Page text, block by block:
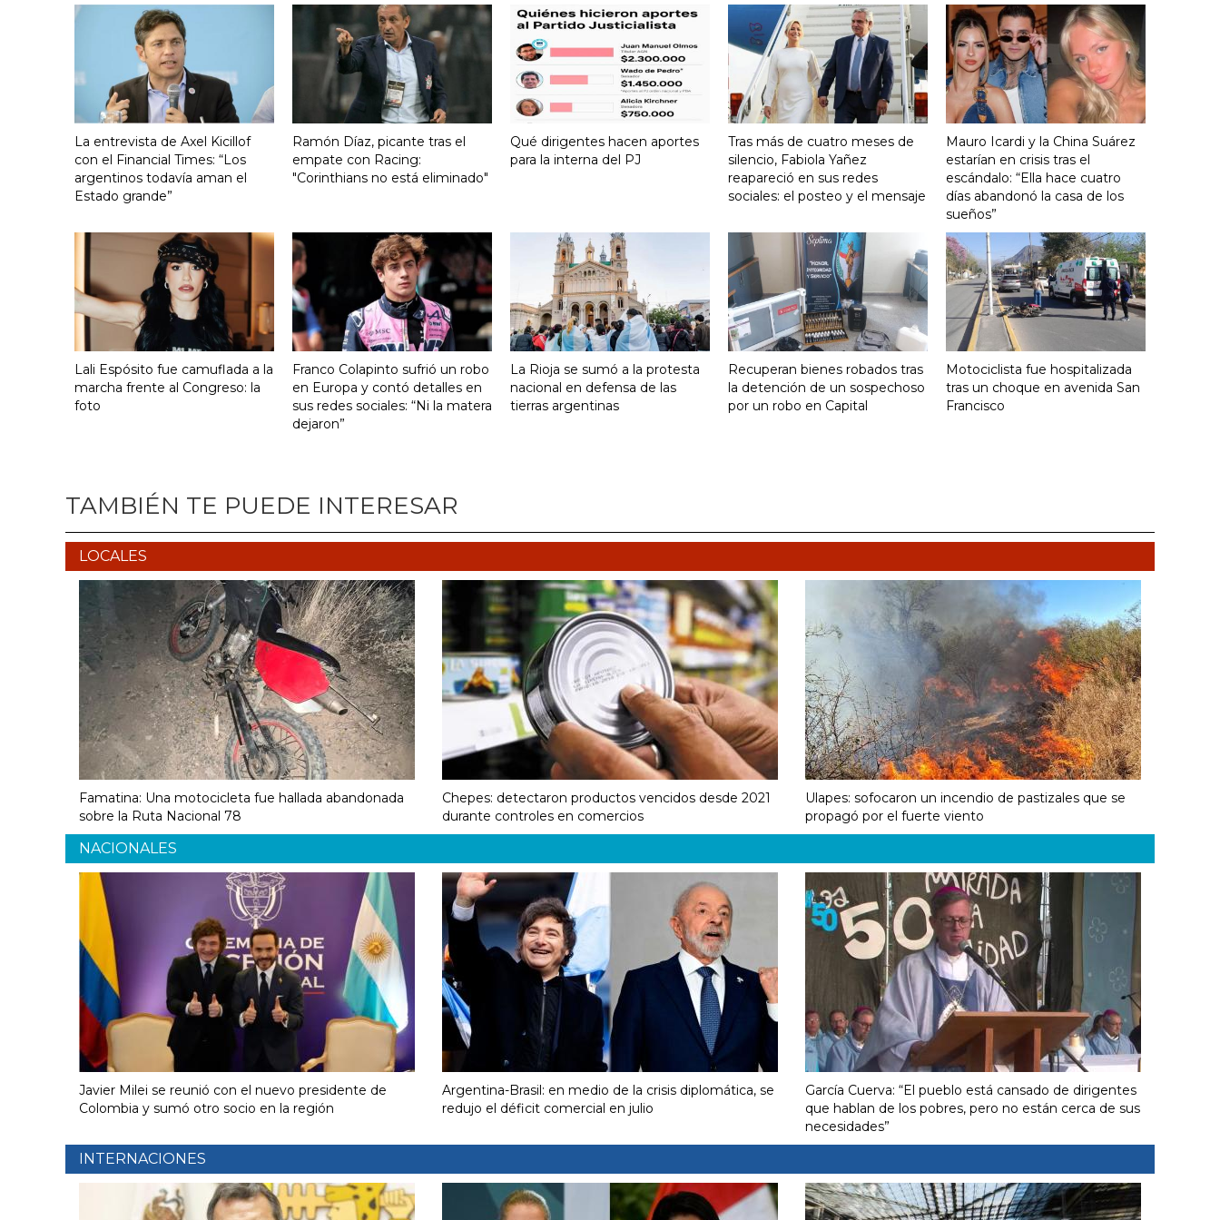
La entrevista de Axel Kicillof
con el Financial Times: “Los
argentinos todavía aman el
Estado grande”
Ramón Díaz, picante tras el
empate con Racing:
"Corinthians no está eliminado"
Qué dirigentes hacen aportes
para la interna del PJ
Tras más de cuatro meses de
silencio, Fabiola Yañez
reapareció en sus redes
sociales: el posteo y el mensaje
Mauro Icardi y la China Suárez
estarían en crisis tras el
escándalo: “Ella hace cuatro
días abandonó la casa de los
sueños”
Lali Espósito fue camuflada a la
marcha frente al Congreso: la
foto
Franco Colapinto sufrió un robo
en Europa y contó detalles en
sus redes sociales: “Ni la matera
dejaron”
La Rioja se sumó a la protesta
nacional en defensa de las
tierras argentinas
Recuperan bienes robados tras
la detención de un sospechoso
por un robo en Capital
Motociclista fue hospitalizada
tras un choque en avenida San
Francisco
TAMBIÉN TE PUEDE INTERESAR
LOCALES
Famatina: Una motocicleta fue hallada abandonada
sobre la Ruta Nacional 78
Chepes: detectaron productos vencidos desde 2021
durante controles en comercios
Ulapes: sofocaron un incendio de pastizales que se
propagó por el fuerte viento
NACIONALES
Javier Milei se reunió con el nuevo presidente de
Colombia y sumó otro socio en la región
Argentina-Brasil: en medio de la crisis diplomática, se
redujo el déficit comercial en julio
García Cuerva: “El pueblo está cansado de dirigentes
que hablan de los pobres, pero no están cerca de sus
necesidades”
INTERNACIONES